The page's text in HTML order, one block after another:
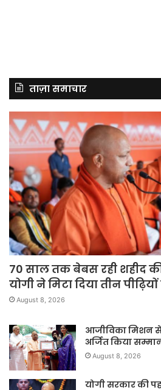
ताज़ा समाचार
70 साल तक बेबस रही शहीद
योगी ने मिटा दिया तीन पीढ़ियों
August 8, 2026
आजीविका मिशन से
अर्जित किया
August 8, 2026
योगी सरकार की